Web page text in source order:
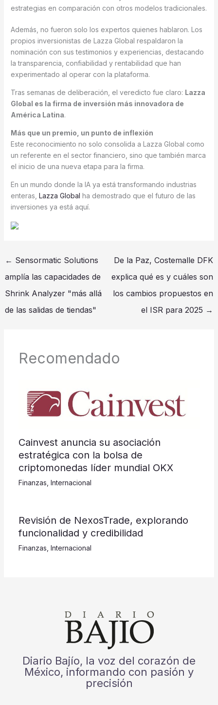
estrategias en comparación con otros modelos tradicionales.
Además, no fueron solo los expertos quienes hablaron. Los
propios inversionistas de Lazza Global respaldaron la
nominación con sus testimonios y experiencias, destacando
la transparencia, confiabilidad y rentabilidad que han
experimentado al operar con la plataforma.
Tras semanas de deliberación, el veredicto fue claro: Lazza
Global es la firma de inversión más innovadora de
América Latina.
Más que un premio, un punto de inflexión
Este reconocimiento no solo consolida a Lazza Global como
un referente en el sector financiero, sino que también marca
el inicio de una nueva etapa para la firma.
En un mundo donde la IA ya está transformando industrias
enteras, Lazza Global ha demostrado que el futuro de las
inversiones ya está aquí.
← Sensormatic Solutions
amplía las capacidades de
Shrink Analyzer "más allá
de las salidas de tiendas"
De la Paz, Costemalle DFK
explica qué es y cuáles son
los cambios propuestos en
el ISR para 2025 →
Recomendado
Cainvest anuncia su asociación
estratégica con la bolsa de
criptomonedas líder mundial OKX
Finanzas Internacional
Revisión de NexosTrade, explorando
funcionalidad y credibilidad
Finanzas Internacional
Diario Bajío, la voz del corazón de
México, informando con pasión y
precisión